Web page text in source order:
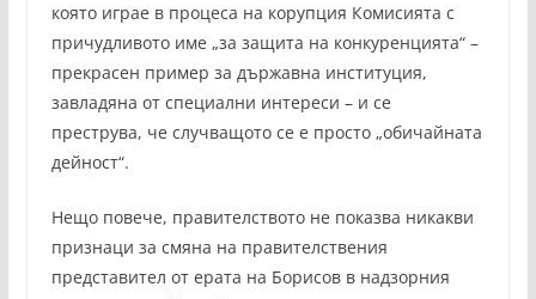
която играе в процеса на корупция Комисията с
причудливото име „за защита на конкуренцията“ –
прекрасен пример за държавна институция,
завладяна от специални интереси – и се
преструва, че случващото се е просто „обичайната
дейност“.
Нещо повече, правителството не показва никакви
признаци за смяна на правителствения
представител от ерата на Борисов в надзорния